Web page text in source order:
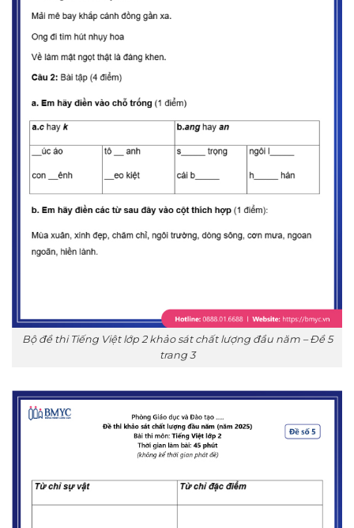
Bộ đề thi Tiếng Việt lớp 2 khảo sát chất lượng đầu năm – Đề 5
trang 3